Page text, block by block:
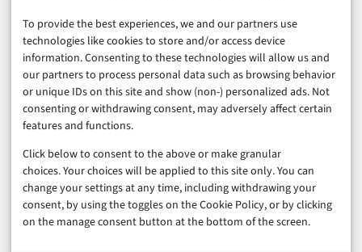
To provide the best experiences, we and our partners use
technologies like cookies to store and/or access device
information. Consenting to these technologies will allow us and
our partners to process personal data such as browsing behavior
or unique IDs on this site and show (non-) personalized ads. Not
consenting or withdrawing consent, may adversely affect certain
features and functions.
Click below to consent to the above or make granular
choices. Your choices will be applied to this site only. You can
change your settings at any time, including withdrawing your
consent, by using the toggles on the Cookie Policy, or by clicking
on the manage consent button at the bottom of the screen.
Business & Karriere
Sicherheit & Recht
Digitalisierung
Marketing
Magazin
Unsere Redaktion
Werbeformate & Media Kit
Rechtliches